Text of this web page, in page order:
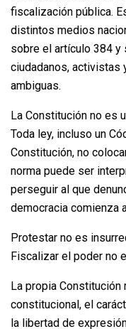
fiscalización pública.
distintos medios
sobre el artículo 384
ciudadanos, activistas
ambiguas.
La Constitución no es
Toda ley, incluso un
Constitución, no
norma puede ser
perseguir al que
democracia comienza
Protestar no es
Fiscalizar el poder no
La propia Constitución
constitucional, el
la libertad de